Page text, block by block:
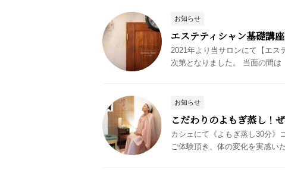
お知らせ
エステティシャン基礎講
2021年より当サロンにて【エス
次第となりました。 当面の間
お知らせ
こだわりのよもぎ蒸し！
カシェにて《よもぎ蒸し30分》
ご体験頂き、体の変化を実感い